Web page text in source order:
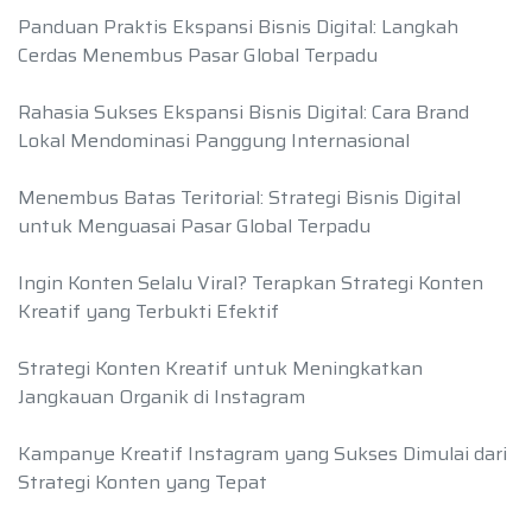
Panduan Praktis Ekspansi Bisnis Digital: Langkah
Cerdas Menembus Pasar Global Terpadu
Rahasia Sukses Ekspansi Bisnis Digital: Cara Brand
Lokal Mendominasi Panggung Internasional
Menembus Batas Teritorial: Strategi Bisnis Digital
untuk Menguasai Pasar Global Terpadu
Ingin Konten Selalu Viral? Terapkan Strategi Konten
Kreatif yang Terbukti Efektif
Strategi Konten Kreatif untuk Meningkatkan
Jangkauan Organik di Instagram
Kampanye Kreatif Instagram yang Sukses Dimulai dari
Strategi Konten yang Tepat